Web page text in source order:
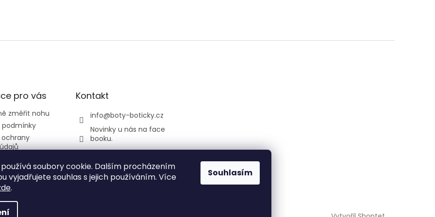
soubory cookie. Dalším procházením
vyjadřujete souhlas s jejich používáním. Více
.
Souhlasím
pro vás
změřit nohu
a Žirafa
Kontakt
info@boty-boticky.cz
Novinky u nás na face
booku.
listickatedi